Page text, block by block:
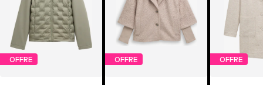
OFFRE OFFRE OFFRE